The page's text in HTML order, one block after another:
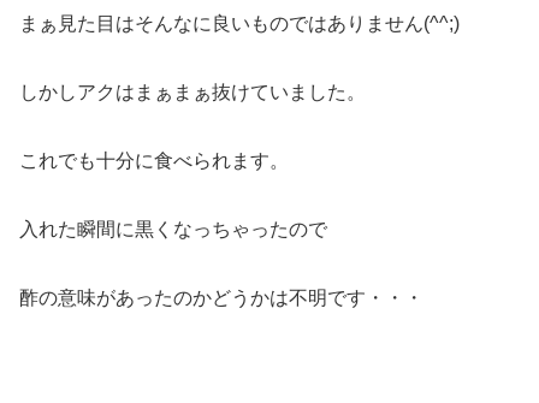
まぁ見た目はそんなに良いものではありません(^^;)
しかしアクはまぁまぁ抜けていました。
これでも十分に食べられます。
入れた瞬間に黒くなっちゃったので
酢の意味があったのかどうかは不明です・・・